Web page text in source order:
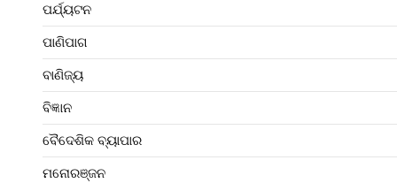
ପର୍ଯ୍ୟଟନ
ପାଣିପାଗ
ବାଣିଜ୍ୟ
ବିଜ୍ଞାନ
ବୈଦେଶିକ ବ୍ୟାପାର
ମନୋରଞ୍ଜନ